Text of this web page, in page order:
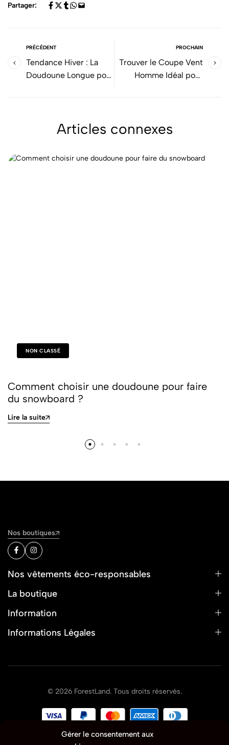
Gérer le consentement aux
Partager:
PRÉCÉDENT
Tendance Hiver : La
Doudoune Longue pour
PROCHAIN
Trouver le Coupe Vent
Homme Idéal pour
Articles connexes
NON CLASSÉ
Comment choisir une doudoune pour faire
du snowboard ?
Lire la suite
Nos boutiques
Nos vêtements éco-responsables
La boutique
Information
Informations Légales
© 2026 ForestLand. Tous droits réservés.